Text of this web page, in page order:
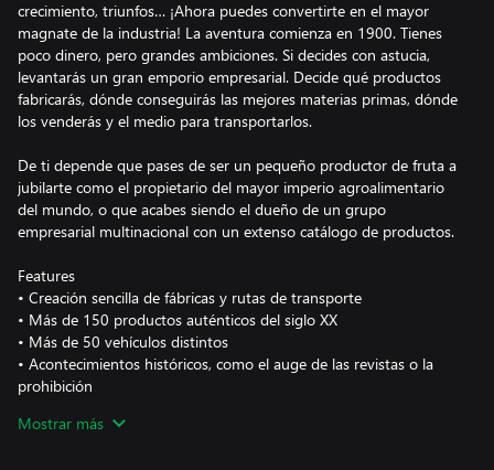
crecimiento, triunfos… ¡Ahora puedes convertirte en el mayor
magnate de la industria! La aventura comienza en 1900. Tienes
poco dinero, pero grandes ambiciones. Si decides con astucia,
levantarás un gran emporio empresarial. Decide qué productos
fabricarás, dónde conseguirás las mejores materias primas, dónde
los venderás y el medio para transportarlos.
De ti depende que pases de ser un pequeño productor de fruta a
jubilarte como el propietario del mayor imperio agroalimentario
del mundo, o que acabes siendo el dueño de un grupo
empresarial multinacional con un extenso catálogo de productos.
Features
• Creación sencilla de fábricas y rutas de transporte
• Más de 150 productos auténticos del siglo XX
• Más de 50 vehículos distintos
• Acontecimientos históricos, como el auge de las revistas o la
prohibición
• Modo campaña con 14 misiones, para principiantes y expertos
Mostrar más